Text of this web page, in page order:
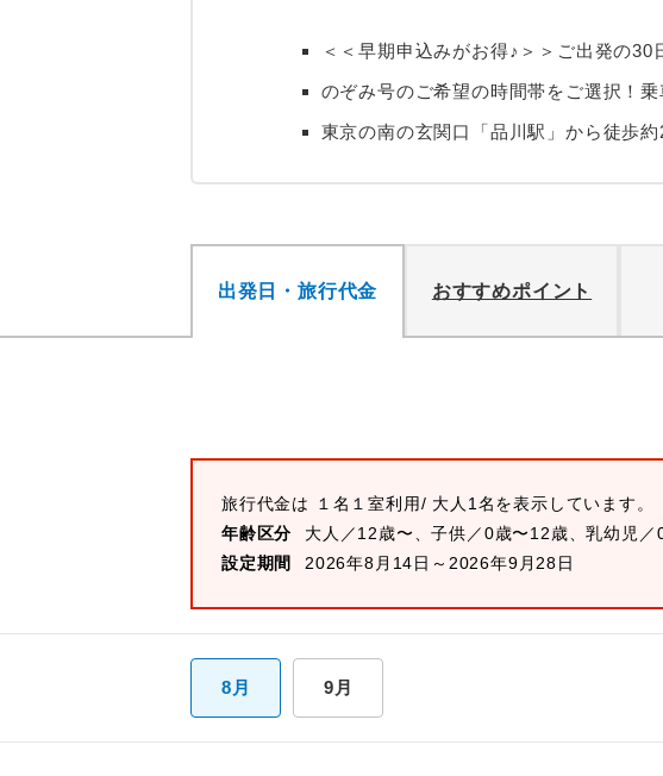
＜＜早期申込みがお得♪＞＞ご出発の
のぞみ号のご希望の時間帯をご選択！
東京の南の玄関口「品川駅」から徒歩
出発日・旅行代金 おすすめポイント
旅行代金は １名１室利用/ 大人1名を表示しています。
年齢区分
大人／12歳〜、子供／0歳〜12歳、乳幼児／
設定期間
2026年8月14日～2026年9月28日
8月 9月